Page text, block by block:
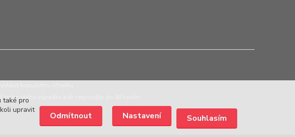
výpadku pak nejpozději do 48 hodin.
také pro
upravit
Nastavení Souhlasím